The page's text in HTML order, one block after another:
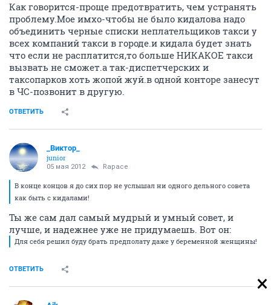
Как говорится-проще предотвратить, чем устранять
проблему.Мое имхо-чтобы не было кидалова надо
объединить черные списки неплательщиков такси у
всех компаний такси в городе.и кидала будет знать
что если не расплатится,то больше НИКАКОЕ такси
вызвать не сможет.а так-диспетчерских и
таксопарков хоть жопой жуй.в одной конторе занесут
в ЧС-позвонит в другую.
ОТВЕТИТЬ
_Виктор_
juniоr
05 мая 2012 Rapace
В конце концов я до сих пор не услышал ни одного дельного совета
как быть с кидалами!
Ты же сам дал самый мудрый и умный совет, и
лучше, и надежнее уже не придумаешь. Вот он:
Для себя решил буду брать предполату даже у беременной женщины!
ОТВЕТИТЬ